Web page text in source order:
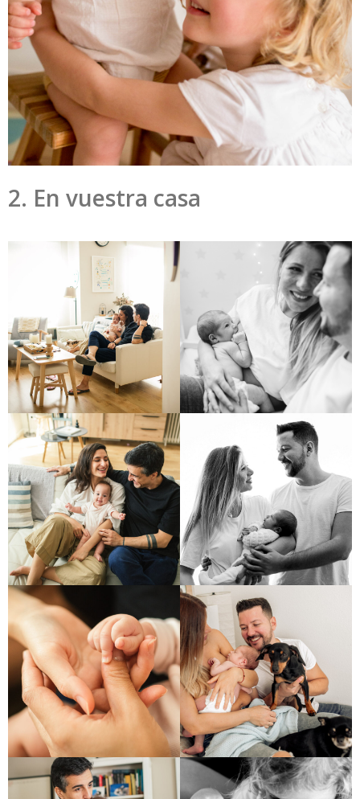
2. En vuestra casa